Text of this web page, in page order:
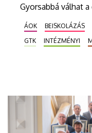
Gyorsabbá válhat
súlyos aszályról,
a romló
idei
ÁOK BEISKOLÁZÁS
GTK
INTÉZMÉNYI